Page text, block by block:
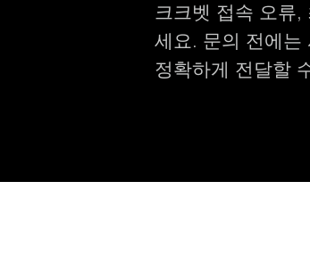
크크벳 접속 오류,
세요. 문의 전에는
정확하게 전달할